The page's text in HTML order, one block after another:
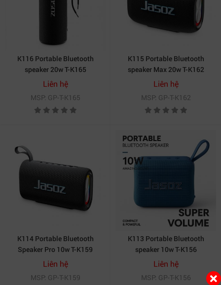
K116 Portable Bluetooth
speaker 20w T-K165
Liên hệ
MSP: GP-T-K165
K115 Portable Bluetooth
speaker Max 20w T-K162
Liên hệ
MSP: GP-T-K162
K114 Portable Bluetooth
Speaker Pro 10w T-K159
Liên hệ
MSP: GP-T-K159
K113 Portable Bluetooth
speaker 10w T-K156
Liên hệ
MSP: GP-T-K156